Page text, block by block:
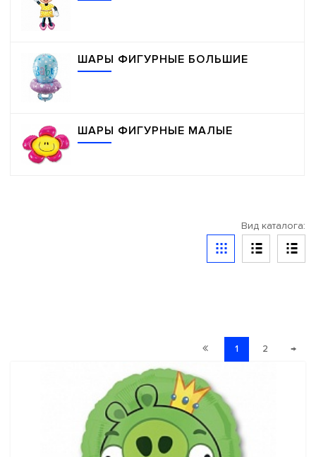
ПРАЗДНИК В СТИЛЕ
ШАРЫ ФИГУРНЫЕ БОЛЬШИЕ
ШАРЫ ФИГУРНЫЕ МАЛЫЕ
Вид каталога:
1 2 →